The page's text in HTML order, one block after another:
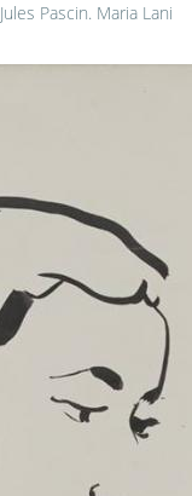
Jules Pascin. Maria Lani